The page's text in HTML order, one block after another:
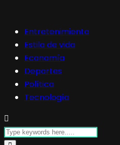
Entretenimiento
Estilo de vida
Economía
Deportes
Política
Tecnología